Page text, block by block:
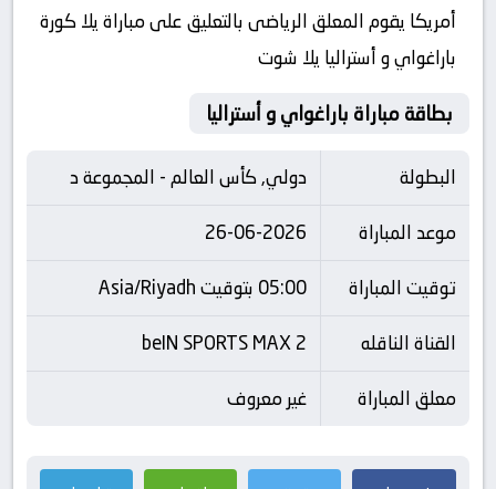
أمريكا يقوم المعلق الرياضى بالتعليق على مباراة يلا كورة
باراغواي و أستراليا يلا شوت
بطاقة مباراة باراغواي و أستراليا
البطولة
دولي, كأس العالم - المجموعة د
موعد المباراة
26-06-2026
توقيت المباراة
05:00 بتوقيت Asia/Riyadh
القناة الناقله
beIN SPORTS MAX 2
معلق المباراة
غير معروف